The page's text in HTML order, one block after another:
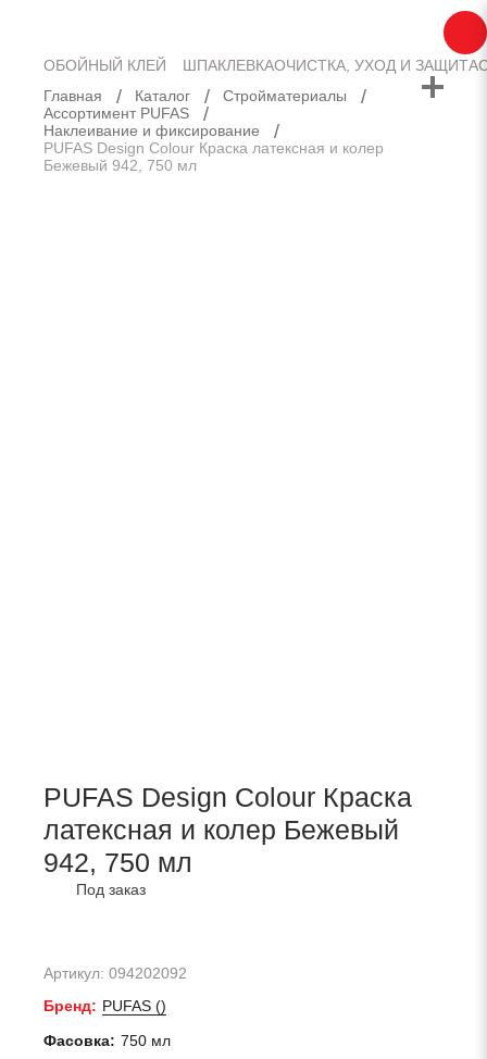
ОБОЙНЫЙ КЛЕЙ ШПАКЛЕВКАОЧИСТКА, УХОД И ЗАЩИТА
Главная
Каталог
Стройматериалы
Ассортимент PUFAS
Наклеивание и фиксирование
PUFAS Design Colour Краска латексная и колер
Бежевый 942, 750 мл
PUFAS Design Colour Краска
латексная и колер Бежевый
942, 750 мл
Под заказ
Артикул: 094202092
Бренд: PUFAS ()
Фасовка: 750 мл